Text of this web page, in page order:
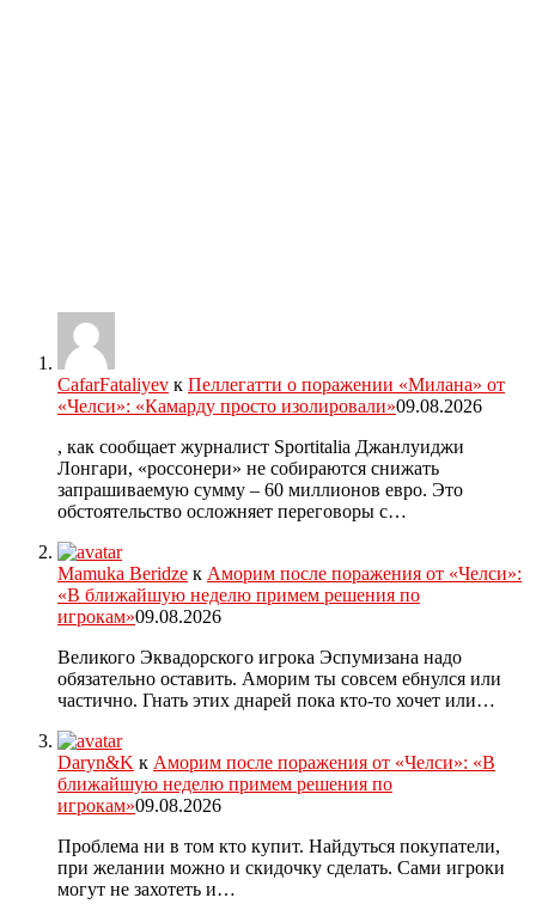
CafarFataliyev к Пеллегатти о поражении «Милана» от
«Челси»: «Камарду просто изолировали»09.08.2026
, как сообщает журналист Sportitalia Джанлуиджи
Лонгари, «россонери» не собираются снижать
запрашиваемую сумму – 60 миллионов евро. Это
обстоятельство осложняет переговоры с…
Mamuka Beridze к Аморим после поражения от «Челси»:
«В ближайшую неделю примем решения по
игрокам»09.08.2026
Великого Эквадорского игрока Эспумизана надо
обязательно оставить. Аморим ты совсем ебнулся или
частично. Гнать этих днарей пока кто-то хочет или…
Daryn&K к Аморим после поражения от «Челси»: «В
ближайшую неделю примем решения по
игрокам»09.08.2026
Проблема ни в том кто купит. Найдуться покупатели,
при желании можно и скидочку сделать. Сами игроки
могут не захотеть и…